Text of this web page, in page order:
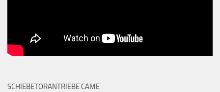
SCHIEBETORANTRIEBE CAME